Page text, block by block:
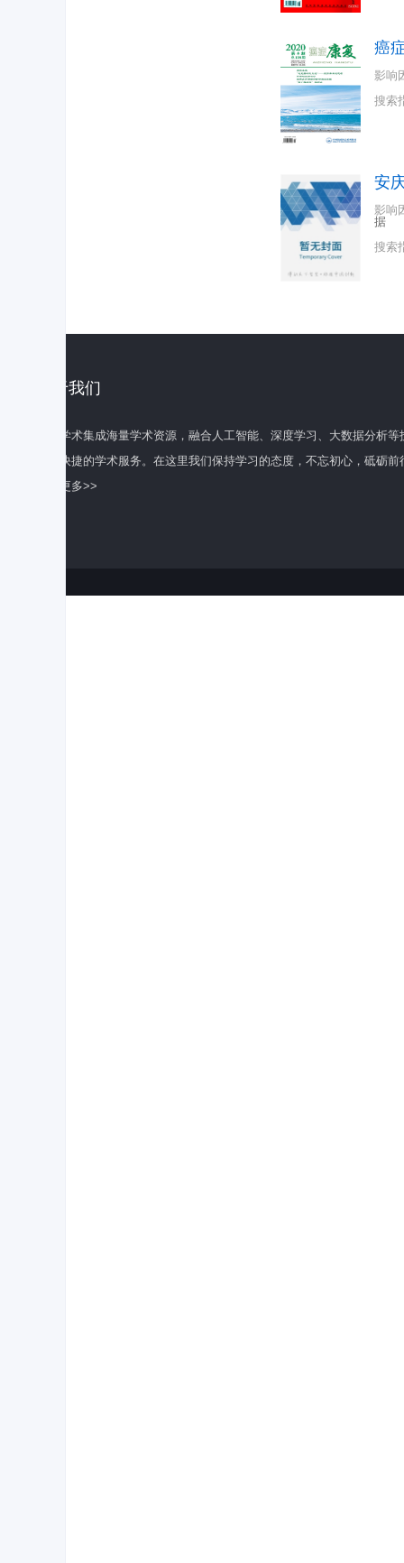
癌
影响
搜索
安
影响
据
搜索
关于我们
百度学术集成海量学术资源，融合人工智能、深度学习、大数据分析
全面快捷的学术服务。在这里我们保持学习的态度，不忘初心，砥砺前
了解更多>>